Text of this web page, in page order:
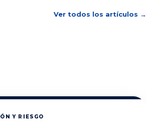
Ver todos los artículos →
Y RIESGO